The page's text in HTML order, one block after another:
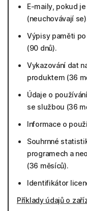
E-maily, pokud
(neuchovávají
Výpisy paměti
(90 dnů).
Vykazování dat
produktem (36
Údaje o
se službou (36
Informace o
Souhrnné
programech a
(36 měsíců).
Identifikátor
Příklady údajů o